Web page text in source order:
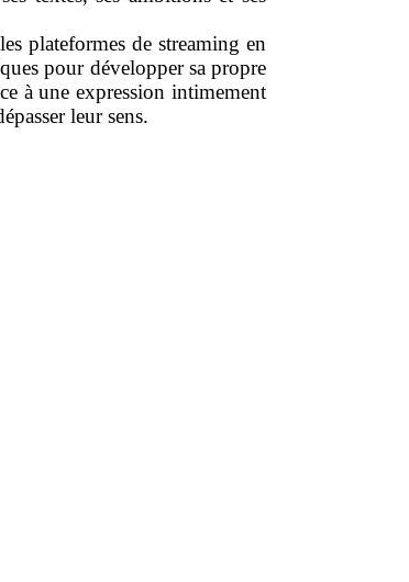
plateformes de streaming en
pour développer sa propre
à une expression intimement
leur sens.